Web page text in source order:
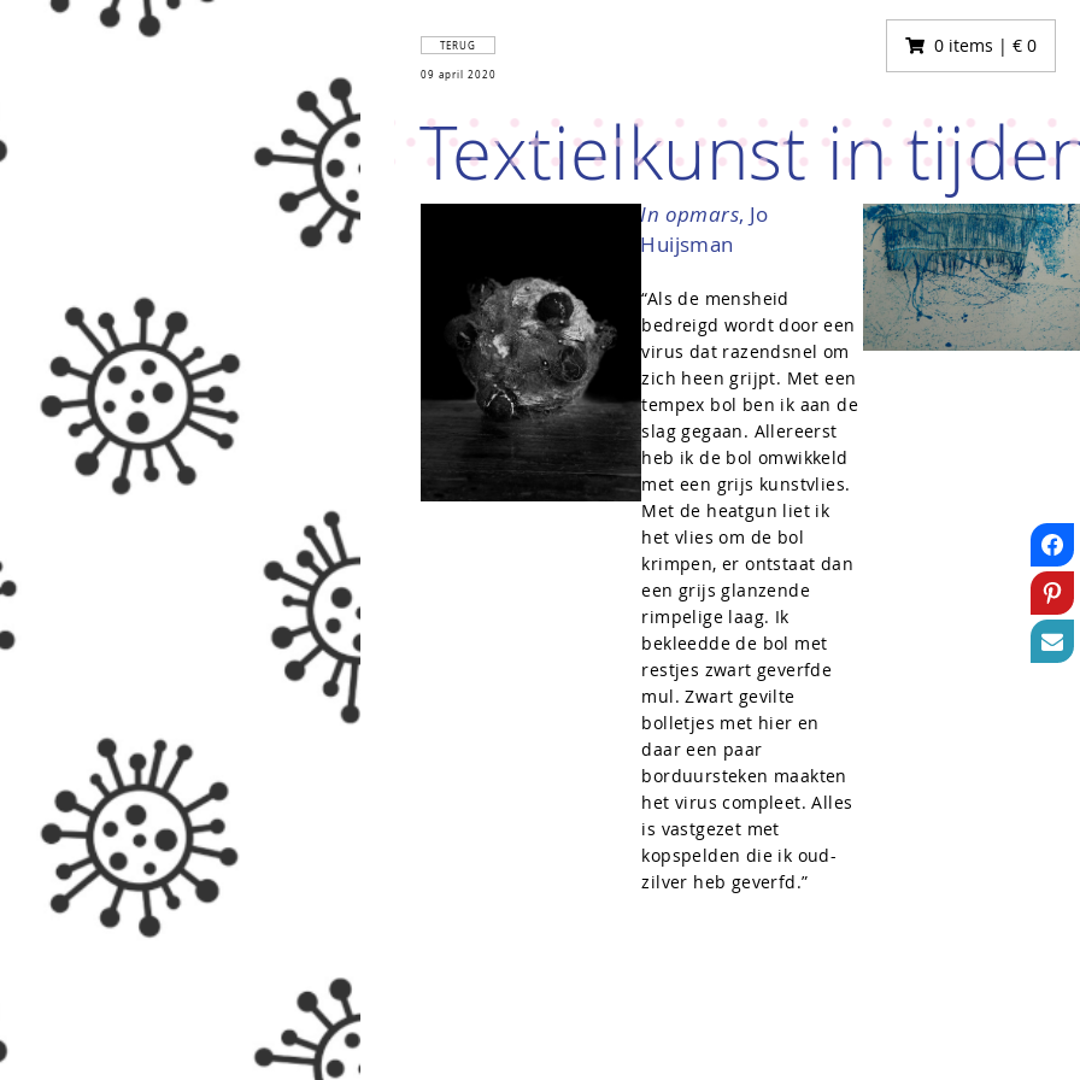
TERUG
09 april 2020
Textielkunst in
In opmars, Jo
Huijsman
“Als de mensheid
bedreigd wordt door een
virus dat razendsnel om
zich heen grijpt. Met een
tempex bol ben ik aan de
slag gegaan. Allereerst
heb ik de bol omwikkeld
met een grijs kunstvlies.
Met de heatgun liet ik
het vlies om de bol
krimpen, er ontstaat dan
een grijs glanzende
rimpelige laag. Ik
bekleedde de bol met
restjes zwart geverfde
mul. Zwart gevilte
bolletjes met hier en
daar een paar
borduursteken maakten
het virus compleet. Alles
is vastgezet met
kopspelden die ik oud-
zilver heb geverfd.”
0 items | € 0